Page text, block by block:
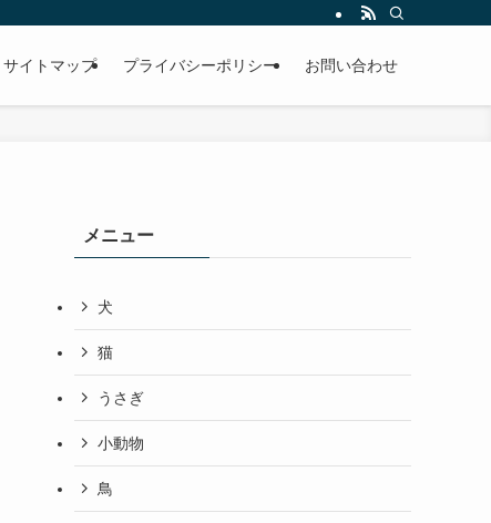
サイトマップ プライバシーポリシー お問い合わせ
メニュー
犬
猫
うさぎ
小動物
鳥